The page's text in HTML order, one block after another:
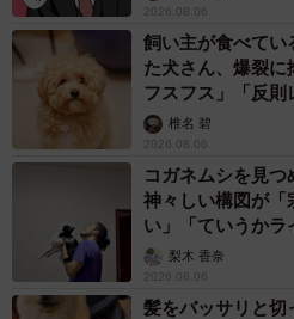
2026.08.06
飼い主が食べてい
た犬さん、爆裂に
フスフス」「反則
椎名 碧
2026.08.06
コガネムシを見
神々しい構図が
い」「ていうかラ
梨木 香奈
2026.08.06
髪をバッサリと